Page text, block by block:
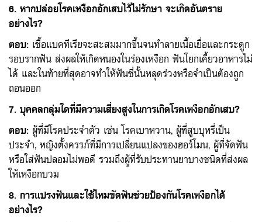
6. หากปล่อยโรคเหงือกอักเสบไว้ไม่รักษา จะเกิดอันตราย
อย่างไร?
ตอบ: เชื้อแบคทีเรียจะสะสมมากขึ้นจนทำลายเนื้อเยื่อและกระดูก
รอบรากฟัน ส่งผลให้เกิดหนองในร่องเหงือก ฟันโยกเคี้ยวอาหารไม่
ได้ และในท้ายที่สุดอาจทำให้ฟันซี่นั้นหลุดร่วงหรือจำเป็นต้องถูก
ถอนออก
7. บุคคลกลุ่มใดที่มีความเสี่ยงสูงในการเกิดโรคเหงือกอักเสบ?
ตอบ: ผู้ที่มีโรคประจำตัว เช่น โรคเบาหวาน, ผู้ที่สูบบุหรี่เป็น
ประจำ, หญิงตั้งครรภ์ที่มีการเปลี่ยนแปลงของฮอร์โมน, ผู้ที่จัดฟัน
หรือใส่ฟันปลอมไม่พอดี รวมถึงผู้ที่รับประทานยาบางชนิดที่ส่งผล
ให้เหงือกบวม
8. การแปรงฟันและใช้ไหมขัดฟันช่วยป้องกันโรคเหงือกได้
อย่างไร?